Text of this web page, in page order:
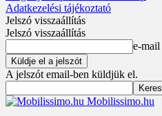
Adatkezelési tájékoztató
Jelszó visszaállítás
Jelszó visszaállítás
e-mail
A jelszót email-ben küldjük el.
Mobilissimo.hu